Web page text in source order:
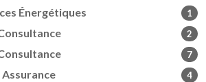
Énergétiques 1
2
7
Assurance 4